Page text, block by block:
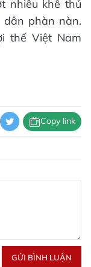
nhiêu khê thủ
phàn nàn.
thế Việt Nam
Copy link
GỬI BÌNH LUẬN